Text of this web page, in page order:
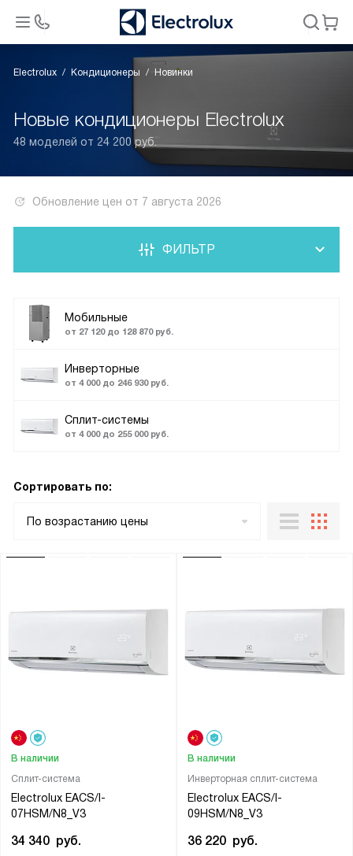
Electrolux Кондиционеры Новинки
Новые кондиционеры Electrolux
48 моделей от 24 200 руб.
Обновление цен от 7 августа 2026
Мобильные
от 27 120 до 128 870 руб.
Инверторные
от 4 000 до 246 930 руб.
Сплит-системы
от 4 000 до 255 000 руб.
ФИЛЬТР
Сортировать по:
По возрастанию цены
Сплит-система
Electrolux EACS/I-
07HSM/N8_V3
В наличии
34 340 руб.
Инверторная сплит-система
Electrolux EACS/I-
09HSM/N8_V3
В наличии
36 220 руб.